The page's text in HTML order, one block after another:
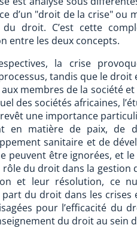
d’un "droit de la crise" ou
droit. C’est cette
entre les deux concepts.
la crise
tandis que le droit
membres de la société
des sociétés africaines,
une importance
en matière de paix, de
sanitaire et de
peuvent être ignorées, et
du droit dans la gestion
et leur résolution, ce
du droit dans les crises
pour l’efficacité du
du droit au sein